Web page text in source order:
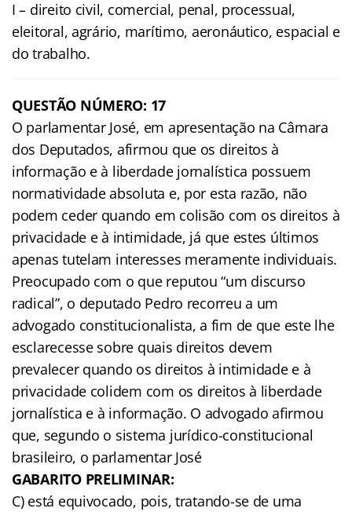
I – direito civil, comercial, penal, processual,
eleitoral, agrário, marítimo, aeronáutico, espacial e
do trabalho.
QUESTÃO NÚMERO: 17
O parlamentar José, em apresentação na Câmara
dos Deputados, afirmou que os direitos à
informação e à liberdade jornalística possuem
normatividade absoluta e, por esta razão, não
podem ceder quando em colisão com os direitos à
privacidade e à intimidade, já que estes últimos
apenas tutelam interesses meramente individuais.
Preocupado com o que reputou “um discurso
radical”, o deputado Pedro recorreu a um
advogado constitucionalista, a fim de que este lhe
esclarecesse sobre quais direitos devem
prevalecer quando os direitos à intimidade e à
privacidade colidem com os direitos à liberdade
jornalística e à informação. O advogado afirmou
que, segundo o sistema jurídico-constitucional
brasileiro, o parlamentar José
GABARITO PRELIMINAR:
C) está equivocado, pois, tratando-se de uma